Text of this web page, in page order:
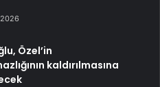
Özel’in
kaldırılmasına